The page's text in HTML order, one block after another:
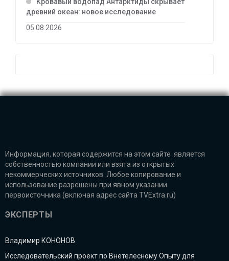
древний океан: новое исследование
05.08.2026
Информация, которая содержится на этом сайте является
собственностью компании или взята из открытых
некоммерческих источников. Любое копирование и
использование разрешены при явном указании
первоисточника (включая адрес сайта TVExtra.ru)
ЭКСПЕРТЫ
Владимир КОНОНОВ
Исследовательский проект по Внетелесному Опыту для